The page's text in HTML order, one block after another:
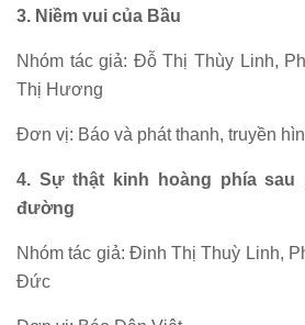
3. Niềm vui của Bầu
Nhóm tác giả: Đỗ Thị Thùy Linh,
Thị Hương
Đơn vị: Báo và phát thanh, truyền
4. Sự thật kinh hoàng phía sau
đường
Nhóm tác giả: Đinh Thị Thuỳ Linh,
Đức